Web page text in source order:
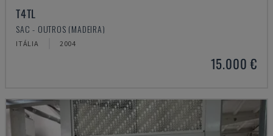
T4TL
SAC - OUTROS (MADEIRA)
ITÁLIA 2004
15.000 €